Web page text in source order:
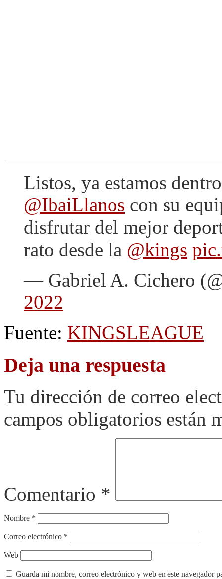
Listos, ya estamos
@IbaiLlanos con su
disfrutar del mejor
rato desde la @kings
— Gabriel A. Cichero
2022
Fuente: KINGSLEAGUE
Deja una respuesta
Tu dirección de correo
campos obligatorios están
Comentario *
Nombre *
Correo electrónico *
Web
Guarda mi nombre, correo electrónico y web en este navegador